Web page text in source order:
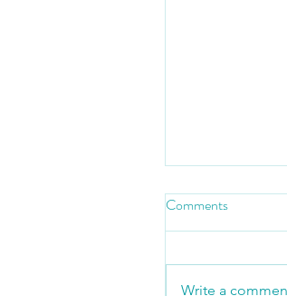
Comments
Write a